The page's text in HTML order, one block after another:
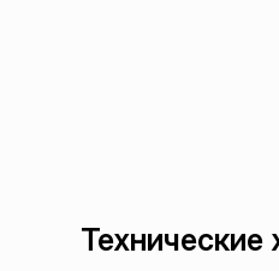
Технические